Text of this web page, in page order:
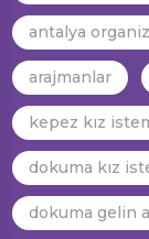
antalya
arajmanlar
kepez kız
dokuma kız
dokuma gelin